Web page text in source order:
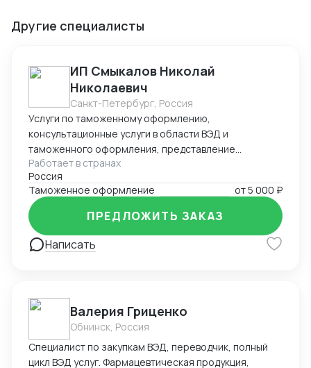
Другие специалисты
ИП Смыкалов Николай
Николаевич
Санкт-Петербург, Россия
Услуги по таможенному оформлению,
консультационные услуги в области ВЭД и
таможенного оформления, представление
интересов на таможенных постах, услуги
международной и внутрироссийской логистики. Опыт
в данной сфере с 2011г.
Работает в странах
Россия
Таможенное оформление
от5 000 ₽
Написать
ПРЕДЛОЖИТЬ ЗАКАЗ
Валерия Гриценко
Обнинск, Россия
Специалист по закупкам ВЭД, переводчик, полный
цикл ВЭД услуг. Фармацевтическая продукция,